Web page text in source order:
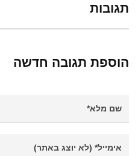
תגובות
הוספת תגובה חדשה